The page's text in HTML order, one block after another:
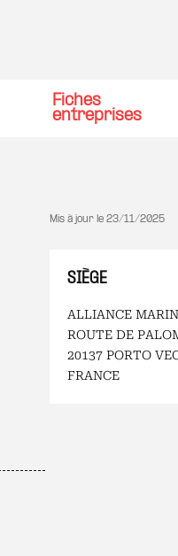
Fiches
entreprises
Mis à jour le 23/11/2025
SIÈGE
ALLIANCE
ROUTE DE
20137 PORTO
FRANCE